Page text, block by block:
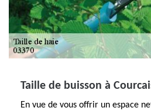
Taille de buisson à
En vue de vous offrir un espace